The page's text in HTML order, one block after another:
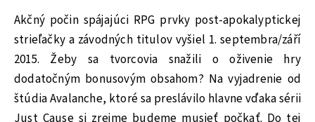
Akčný počin spájajúci RPG prvky post-apokalyptickej
strieľačky a závodných titulov vyšiel 1. septembra/září
2015. Žeby sa tvorcovia snažili o oživenie hry
dodatočným bonusovým obsahom? Na vyjadrenie od
štúdia Avalanche, ktoré sa preslávilo hlavne vďaka sérii
Just Cause si zrejme budeme musieť počkať. Do tej